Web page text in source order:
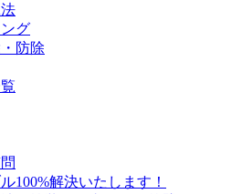
グ
防除
100%解決いたします！